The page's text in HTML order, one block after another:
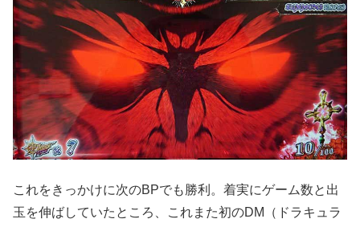
これをきっかけに次のBPでも勝利。着実にゲーム数と出
玉を伸ばしていたところ、これまた初のDM（ドラキュラ